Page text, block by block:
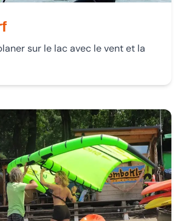
sur le lac avec le vent et la